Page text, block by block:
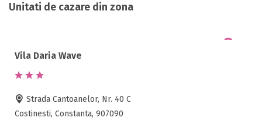
Unitati de cazare din zona
Vila Daria Wave
Strada Cantoanelor, Nr. 40 C
Costinesti, Constanta, 907090